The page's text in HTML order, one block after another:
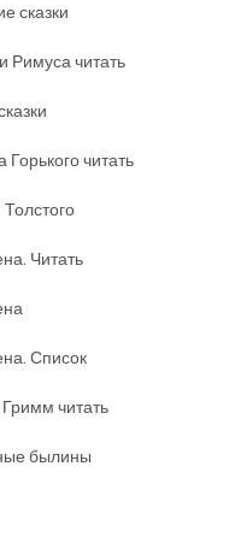
сказки
Римуса читать
читать
Читать
Список
читать
былины